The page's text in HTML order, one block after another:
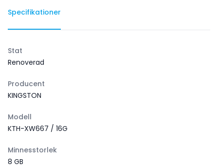
Specifikationer
Stat
Renoverad
Producent
KINGSTON
Modell
KTH-XW667 / 16G
Minnesstorlek
8 GB